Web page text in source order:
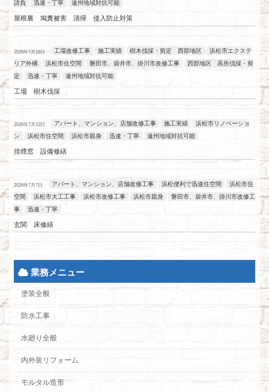
請負
迅速・丁寧 遠州地域対抗可能
屋根裏 鳩糞被害 清掃 侵入防止対策
2026年7月18日 工場改修工事 施工実績 樹木伐採・剪定 西部地区
浜松市エクステ
リア外構
浜松市住空間 磐田市、袋井市、掛川市改修工事
西部地区 高所伐採・剪
定
迅速・丁寧 遠州地域対抗可能
工場 樹木伐採
2026年7月13日 アパート、マンション、店舗改修工事 施工実績
浜松市リノベーショ
ン
浜松市住空間 浜松市親身 迅速・丁寧 遠州地域対抗可能
排煙窓 設備修繕
2026年7月7日 アパート、マンション、店舗改修工事 浜松便利で迅速住空間
浜松市住
空間
浜松市大工工事 浜松市改修工事 浜松市親身
磐田市、袋井市、掛川市改修工
事
迅速・丁寧
玄関 床修繕
業務メニュー
塗装全般
防水工事
水廻り全般
内外装リフォーム
モルタル造形